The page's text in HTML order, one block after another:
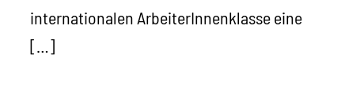
internationalen ArbeiterInnenklasse eine
[…]